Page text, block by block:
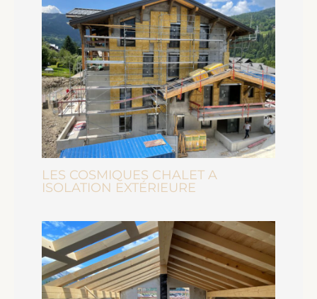
LES COSMIQUES CHALET A
ISOLATION EXTÉRIEURE